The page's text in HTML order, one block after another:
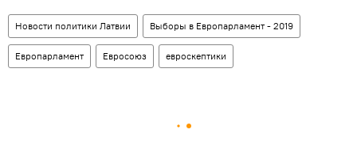
Новости политики Латвии Выборы в Европарламент - 2019
Европарламент Евросоюз евроскептики